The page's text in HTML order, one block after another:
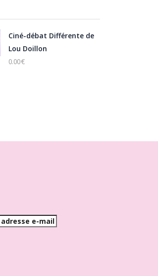
Ciné-débat Différente de
Lou Doillon
0.00€